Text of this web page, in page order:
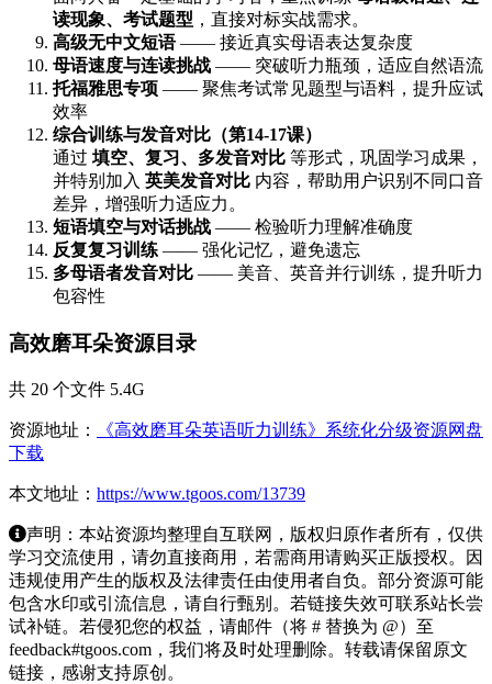
读现象、考试题型 ，直接对标实战需求。
高级无中文短语—— 接近真实母语表达复杂度
母语速度与连读挑战 —— 突破听力瓶颈，适应自然语流
托福雅思专项 —— 聚焦考试常见题型与语料，提升应试
效率
综合训练与发音对比（第14-17课）
通过 填空、复习、多发音对比 等形式，巩固学习成果，
并特别加入 英美发音对比 内容，帮助用户识别不同口音
差异，增强听力适应力。
短语填空与对话挑战 —— 检验听力理解准确度
反复复习训练 —— 强化记忆，避免遗忘
多母语者发音对比 —— 美音、英音并行训练，提升听力
包容性
高效磨耳朵资源目录
共 20 个文件 5.4G
资源地址：
《高效磨耳朵英语听力训练》系统化分级资源网盘
下载
本文地址： https://www.tgoos.com/13739
声明：本站资源均整理自互联网，版权归原作者所有，仅供
学习交流使用，请勿直接商用，若需商用请购买正版授权。因
违规使用产生的版权及法律责任由使用者自负。部分资源可能
包含水印或引流信息，请自行甄别。若链接失效可联系站长尝
试补链。若侵犯您的权益，请邮件（将 # 替换为 @）至
feedback#tgoos.com，我们将及时处理删除。转载请保留原文
链接，感谢支持原创。